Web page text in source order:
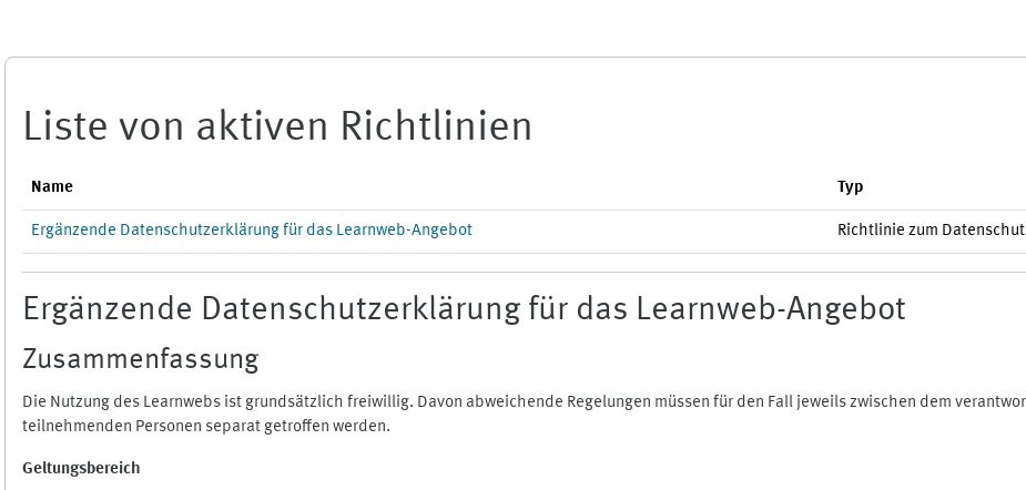
Liste von aktiven Richtlinien
Name Typ
Ergänzende Datenschutzerklärung für das Learnweb-Angebot Richtlinie zum
Ergänzende Datenschutzerklärung für das Learnweb-Angebot
Zusammenfassung
Die Nutzung des Learnwebs ist grundsätzlich freiwillig. Davon abweichende Regelungen müssen für den Fall jeweils zwischen dem
teilnehmenden Personen separat getroffen werden.
Geltungsbereich